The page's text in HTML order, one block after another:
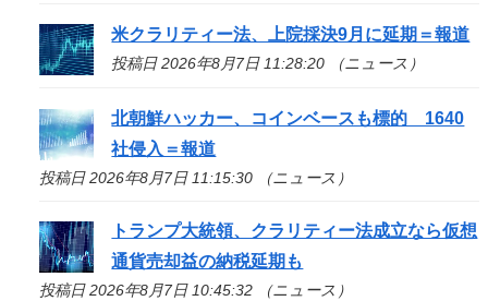
米クラリティー法、上院採決9月に延期＝報道
投稿日 2026年8月7日 11:28:20 （ニュース）
北朝鮮ハッカー、コインベースも標的 1640
社侵入＝報道
投稿日 2026年8月7日 11:15:30 （ニュース）
トランプ大統領、クラリティー法成立なら仮想
通貨売却益の納税延期も
投稿日 2026年8月7日 10:45:32 （ニュース）